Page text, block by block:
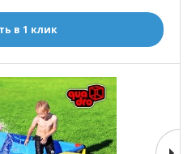
в 1 клик